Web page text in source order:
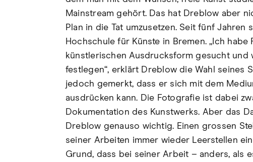
Mainstream gehört. Das hat Dreblow aber
Plan in die Tat umzusetzen. Seit fünf Jahren
Hochschule für Künste in Bremen. „Ich habe
künstlerischen Ausdrucksform gesucht und
festlegen“, erklärt Dreblow die Wahl seines
jedoch gemerkt, dass er sich mit dem
ausdrücken kann. Die Fotografie ist dabei
Dokumentation des Kunstwerks. Aber das
Dreblow genauso wichtig. Einen grossen
seiner Arbeiten immer wieder Leerstellen
Grund, dass bei seiner Arbeit – anders, als